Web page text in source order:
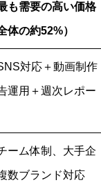
も需要の高い価格
体の約52%）
対応＋動画制作
運用＋週次レポー
ーム体制、大手企
数ブランド対応